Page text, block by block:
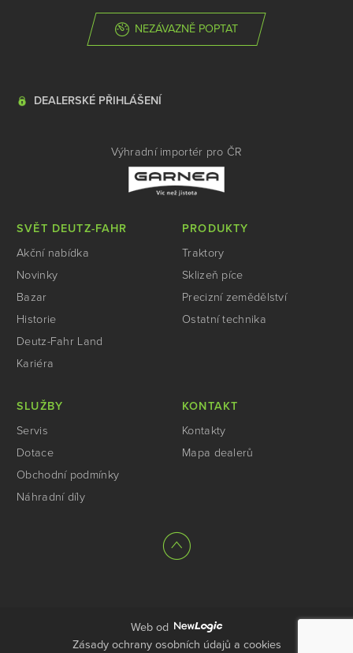
NEZÁVAZNĚ POPTAT
DEALERSKÉ PŘIHLÁŠENÍ
Výhradní importér pro ČR
SVĚT DEUTZ-FAHR
Akční nabídka
Novinky
Bazar
Historie
Deutz-Fahr Land
Kariéra
PRODUKTY
Traktory
Sklizeň píce
Precizní zemědělství
Ostatní technika
SLUŽBY
Servis
Dotace
Obchodní podmínky
Náhradní díly
KONTAKT
Kontakty
Mapa dealerů
Web od
Zásady ochrany osobních údajů a cookies